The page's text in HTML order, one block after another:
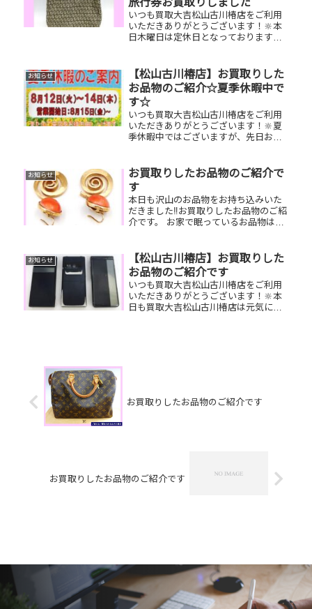
旅行券お買取りしました
いつも買取大吉松山古川椿店をご利用
いただきありがとうございます！🔆本
日木曜日は定休日となっております！
クレス/JTB旅行券お家で眠っているお
品物はございませんか？ぜひ...
お知らせ
【松山古川椿店】お買取りした
お品物のご紹介☆夏季休暇中で
す☆
いつも買取大吉松山古川椿店をご利用
いただきありがとうございます！🔆夏
季休暇中ではございますが、先日お買
ス／Pt900サファイヤリングお家で眠っ
ているお品物はございません...
お知らせ
お買取りしたお品物のご紹介で
す
本日も沢山のお品物をお持ち込みいた
だきました‼️お買取りしたお品物のご紹
介です。 お家で眠っているお品物はご
さい！🤗皆様のお越しを心よりお待ち
しております！
お知らせ
【松山古川椿店】お買取りした
お品物のご紹介です
いつも買取大吉松山古川椿店をご利用
いただきありがとうございます！🔆本
日も買取大吉松山古川椿店は元気に営
お買取りしたお品物のご紹介です
お買取りしたお品物のご紹介です